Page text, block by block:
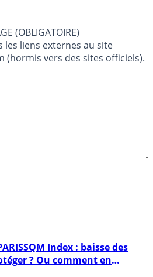
TEXTE DE VOTRE MESSAGE (OBLIGATOIRE)
les liens externes au site
(hormis vers des sites officiels).
Index : baisse des